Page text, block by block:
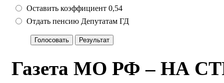
Оставить коэффициент 0,54
Отдать пенсию Депутатам ГД
Газета МО РФ – НА